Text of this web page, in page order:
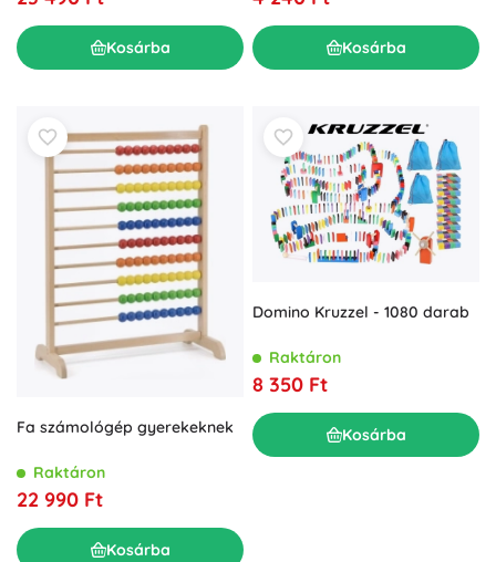
Kosárba Kosárba
Fa számológép gyerekeknek
Raktáron
22 990 Ft
Kosárba
Domino Kruzzel - 1080 darab
Raktáron
8 350 Ft
Kosárba